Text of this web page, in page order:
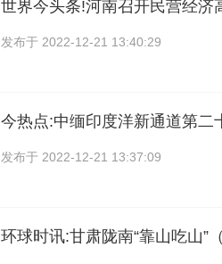
世界今头条!河南召开民营经济
发布于 2022-12-21 13:40:29
今热点:中缅印度洋新通道第二
发布于 2022-12-21 13:37:09
环球时讯:甘肃陇南“靠山吃山”